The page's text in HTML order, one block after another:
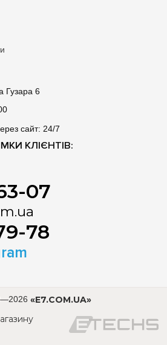
Гузара 6
сайт: 24/7
КЛІЄНТІВ:
07
78
«E7.COM.UA»